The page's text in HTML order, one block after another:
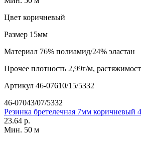
Цвет коричневый
Размер 15мм
Материал 76% полиамид/24% эластан
Прочее плотность 2,99г/м,
Артикул 46-07610/15/5332
46-07043/07/5332
Резинка бретелечная 7мм коричневый
23.64 р.
Мин. 50 м